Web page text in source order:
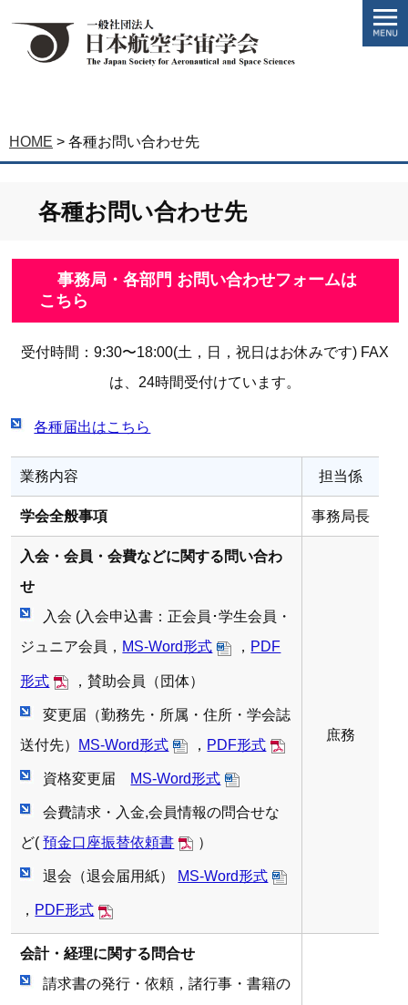
HOME > 各種お問い合わせ先
各種お問い合わせ先
事務局・各部門 お問い合わせフォームは
こちら
受付時間：9:30〜18:00(土，日，祝日はお休みです) FAX
は、24時間受付けています。
各種届出はこちら
業務内容 担当係
学会全般事項 事務局長
入会・会員・会費などに関する問い合わ
せ
入会 (入会申込書：正会員･学生会員・
ジュニア会員， MS-Word形式 ， PDF
形式 ，賛助会員（団体）
変更届（勤務先・所属・住所・学会誌
送付先） MS-Word形式 ， PDF形式
資格変更届 MS-Word形式
会費請求・入金,会員情報の問合せな
ど(預金口座振替依頼書 ）
退会（退会届用紙） MS-Word形式
， PDF形式
庶務
会計・経理に関する問合せ
請求書の発行・依頼，諸行事・書籍の